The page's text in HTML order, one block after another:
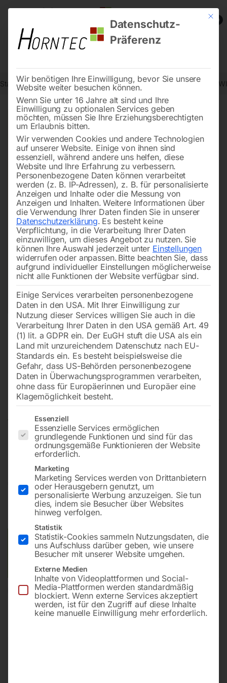
0
Start Schweisstechnologie Schweißzubehör und Verschleißteile
Ventilator 92x92mm für PUMA S
DIGI-TIG 2235 DC (W000376266 / alt:W000273037)
162,00
inkl. MwSt. zzgl.Versandkosten
Lieferzeit:ca. 2 - 3 Tage
Versandkosten Standard (Österreich): €10,00
Bitte beachten Sie: Die Versandkosten gelten für Österreich.
Andere Länder können abweichen.
In den Warenkorb
Mit
Datenschutz-
Präferenz
Wir benötigen Ihre Einwilligung, bevor Sie unsere
Website weiter besuchen können.
Wenn Sie unter 16 Jahre alt sind und Ihre
Einwilligung zu optionalen Services geben
möchten, müssen Sie Ihre Erziehungsberechtigten
um Erlaubnis bitten.
Wir verwenden Cookies und andere Technologien
auf unserer Website. Einige von ihnen sind
essenziell, während andere uns helfen, diese
Website und Ihre Erfahrung zu verbessern.
Personenbezogene Daten können verarbeitet
werden (z. B. IP-Adressen), z. B. für personalisierte
Anzeigen und Inhalte oder die Messung von
Anzeigen und Inhalten. Weitere Informationen über
die Verwendung Ihrer Daten finden Sie in unserer
Datenschutzerklärung. Es besteht keine
Verpflichtung, in die Verarbeitung Ihrer Daten
einzuwilligen, um dieses Angebot zu nutzen. Sie
können Ihre Auswahl jederzeit unter Einstellungen
widerrufen oder anpassen. Bitte beachten Sie, dass
aufgrund individueller Einstellungen möglicherweise
nicht alle Funktionen der Website verfügbar sind.
Einige Services verarbeiten personenbezogene
Daten in den USA. Mit Ihrer Einwilligung zur
Nutzung dieser Services willigen Sie auch in die
Verarbeitung Ihrer Daten in den USA gemäß Art. 49
(1) lit. a GDPR ein. Der EuGH stuft die USA als ein
Land mit unzureichendem Datenschutz nach EU-
Standards ein. Es besteht beispielsweise die
Gefahr, dass US-Behörden personenbezogene
Daten in Überwachungsprogrammen verarbeiten,
ohne dass für Europäerinnen und Europäer eine
Klagemöglichkeit besteht.
Es folgt eine Liste der Service-Gruppen, für die eine
Essenziell
Essenzielle Services ermöglichen
grundlegende Funktionen und sind für das
ordnungsgemäße Funktionieren der Website
erforderlich.
Marketing
Marketing Services werden von Drittanbietern
oder Herausgebern genutzt, um
personalisierte Werbung anzuzeigen. Sie tun
dies, indem sie Besucher über Websites
hinweg verfolgen.
Statistik
Statistik-Cookies sammeln Nutzungsdaten, die
uns Aufschluss darüber geben, wie unsere
Besucher mit unserer Website umgehen.
Externe Medien
Inhalte von Videoplattformen und Social-
Media-Plattformen werden standardmäßig
blockiert. Wenn externe Services akzeptiert
werden, ist für den Zugriff auf diese Inhalte
keine manuelle Einwilligung mehr erforderlich.